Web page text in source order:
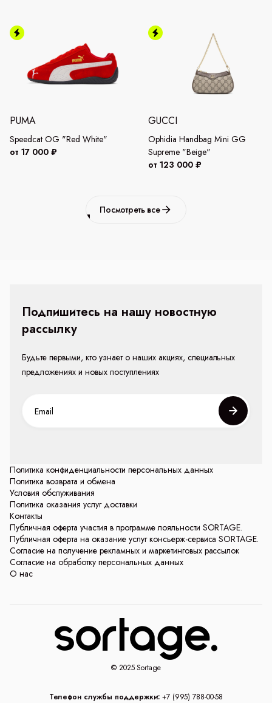
PUMA
Speedcat OG "Red White"
от 17 000 ₽
GUCCI
Ophidia Handbag Mini GG
Supreme "Beige"
от 123 000 ₽
Посмотреть все
Политика конфиденциальности персональных данных
Политика возврата и обмена
Условия обслуживания
Политика оказания услуг доставки
Контакты
Публичная оферта участия в программе лояльности SORTAGE.
Публичная оферта на оказание услуг консьерж-сервиса SORTAGE.
Согласие на получение рекламных и маркетинговых рассылок
Согласие на обработку персональных данных
О нас
Подпишитесь на нашу новостную
рассылку
Будьте первыми, кто узнает о наших акциях, специальных
предложениях и новых поступлениях
© 2025 Sortage
Телефон службы поддержки: +7 (995) 788-00-58